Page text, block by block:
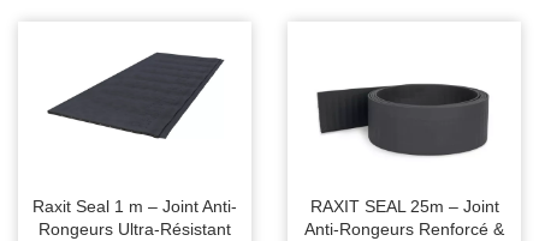
Raxit Seal 1 m – Joint Anti-
Rongeurs Ultra-Résistant
RAXIT SEAL 25m – Joint
Anti-Rongeurs Renforcé &